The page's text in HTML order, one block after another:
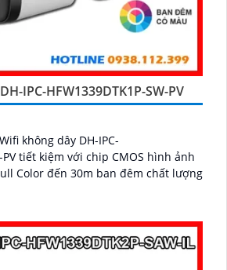
IPC-HFW1339DTK1P-SW-PV
không dây DH-IPC-
PV tiết kiệm với chip CMOS hình ảnh
Color đến 30m ban đêm chất lượng